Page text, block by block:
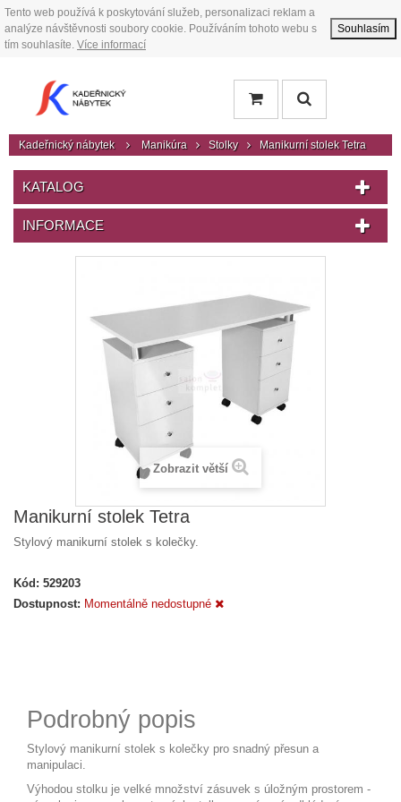
Tento web používá k poskytování služeb, personalizaci reklam a
analýze návštěvnosti soubory cookie. Používáním tohoto webu s
tím souhlasíte. Více informací
Souhlasím
Kadeřnický nábytek Manikúra Stolky Manikurní stolek Tetra
KATALOG
INFORMACE
Zobrazit větší
Manikurní stolek Tetra
Stylový manikurní stolek s kolečky.
Kód: 529203
Dostupnost: Momentálně nedostupné
Podrobný popis
Stylový manikurní stolek s kolečky pro snadný přesun a
manipulaci.
Výhodou stolku je velké množství zásuvek s úložným prostorem -